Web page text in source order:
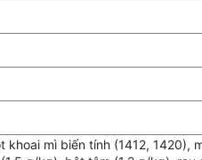
mì biến tính (1412, 1420),